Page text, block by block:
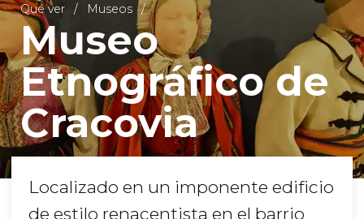
Qué ver Museos
Museo
Etnográfico de
Cracovia
Localizado en un imponente edificio
de estilo renacentista en el barrio